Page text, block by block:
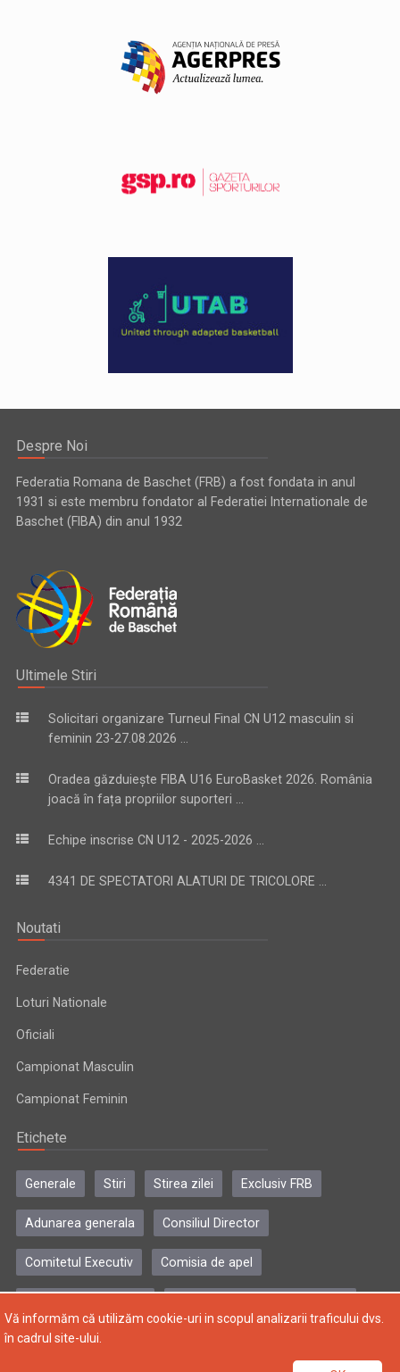
Despre Noi
Federatia Romana de Baschet (FRB) a fost fondata in anul
1931 si este membru fondator al Federatiei Internationale de
Baschet (FIBA) din anul 1932
Ultimele Stiri
Solicitari organizare Turneul Final CN U12 masculin si
feminin 23-27.08.2026 ...
Oradea găzduiește FIBA U16 EuroBasket 2026. România
joacă în fața propriilor suporteri ...
Echipe inscrise CN U12 - 2025-2026 ...
4341 DE SPECTATORI ALATURI DE TRICOLORE ...
Noutati
Federatie
Loturi Nationale
Oficiali
Campionat Masculin
Campionat Feminin
Etichete
Generale Stiri Stirea zilei Exclusiv FRB
Adunarea generala Consiliul Director
Comitetul Executiv Comisia de apel
Copyright © 2004-2024, Federatia Romana de Baschet. Toate
Vă informăm că utilizăm cookie-uri in scopul analizarii traficului dvs.
în cadrul site-ului.